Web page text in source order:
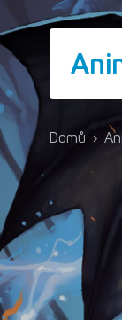
Domů ›